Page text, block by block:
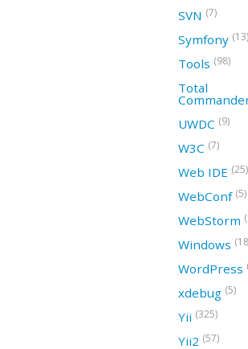
SVN (7)
Symfony (13)
Tools (98)
Total
UWDC (9)
W3C (7)
Web IDE (25)
WebConf (5)
WebStorm
Windows
WordPress
xdebug (5)
Yii (325)
Yii2 (57)